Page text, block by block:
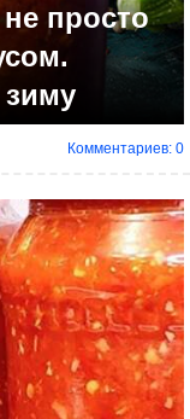
просто
зиму
Комментариев: 0